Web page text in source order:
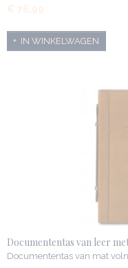
€ 76,99
IN WINKELWAGEN
Documententas van leer
Documententas van mat